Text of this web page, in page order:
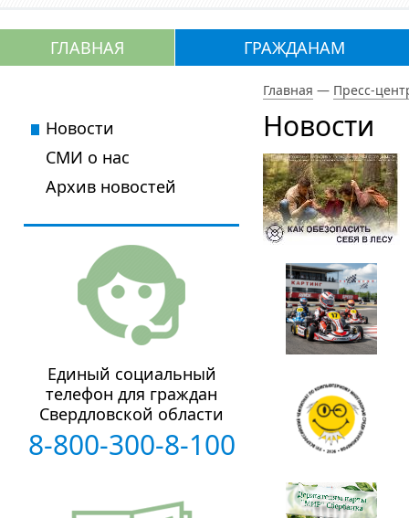
ГЛАВНАЯ ГРАЖДАНАМ
Главная — Пресс-
Новости
Новости
СМИ о нас
Архив новостей
Единый социальный
телефон для граждан
Свердловской области
8-800-300-8-100